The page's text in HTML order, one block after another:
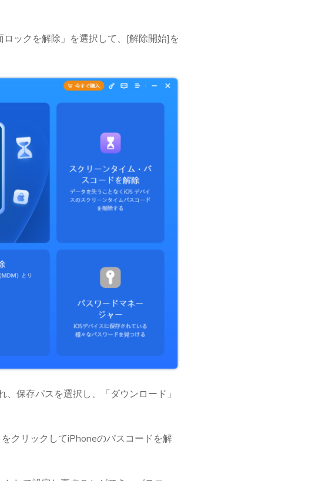
ックを解除」を選択して、[解除開始]を
保存パスを選択し、「ダウンロード」
クリックしてiPhoneのパスコードを解